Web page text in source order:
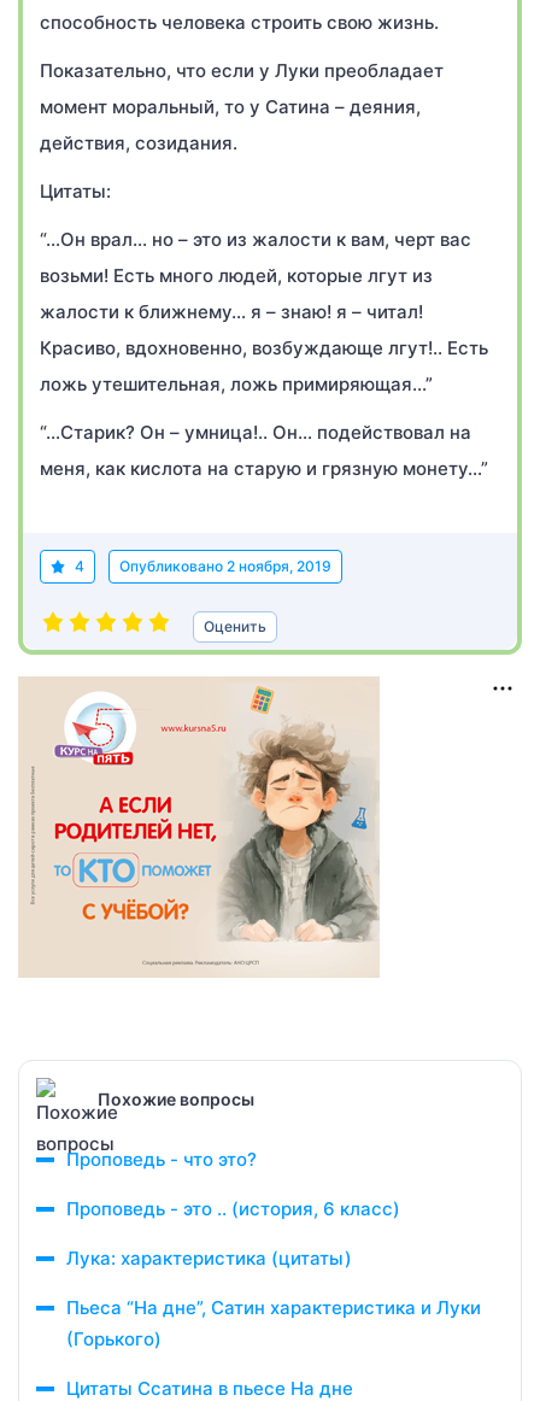
способность человека строить свою жизнь.
Показательно, что если у Луки преобладает
момент моральный, то у Сатина – деяния,
действия, созидания.
Цитаты:
“…Он врал… но – это из жалости к вам, черт вас
возьми! Есть много людей, которые лгут из
жалости к ближнему… я – знаю! я – читал!
Красиво, вдохновенно, возбуждающе лгут!.. Есть
ложь утешительная, ложь примиряющая…”
“…Старик? Он – умница!.. Он… подействовал на
меня, как кислота на старую и грязную монету…”
4 Опубликовано 2 ноября, 2019
Оценить
Похожие вопросы
Проповедь - что это?
Проповедь - это .. (история, 6 класс)
Лука: характеристика (цитаты)
Пьеса “На дне”, Сатин характеристика и Луки
(Горького)
Цитаты Ссатина в пьесе На дне